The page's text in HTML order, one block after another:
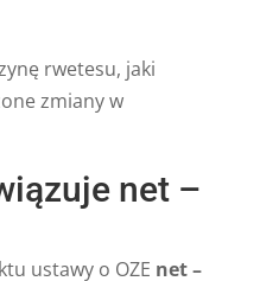
rwetesu, jaki
zmiany w
net –
ustawy o OZE net –